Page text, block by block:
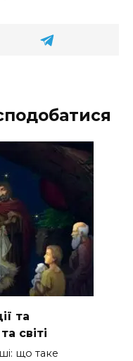
та
світі
що таке